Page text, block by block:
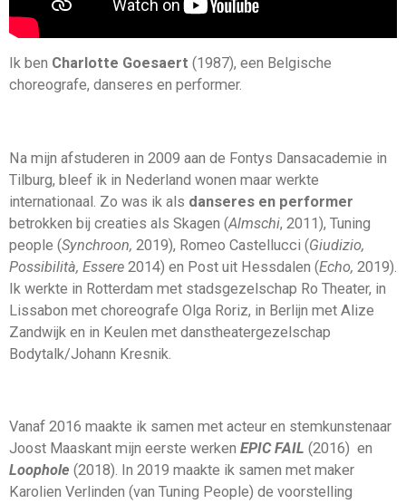
Ik ben Charlotte Goesaert (1987), een Belgische
choreografe, danseres en performer.
Na mijn afstuderen in 2009 aan de Fontys Dansacademie in
Tilburg, bleef ik in Nederland wonen maar werkte
internationaal. Zo was ik als danseres en performer
betrokken bij creaties als Skagen (Almschi, 2011), Tuning
people (Synchroon, 2019), Romeo Castellucci (Giudizio,
Possibilità, Essere 2014) en Post uit Hessdalen (Echo, 2019).
Ik werkte in Rotterdam met stadsgezelschap Ro Theater, in
Lissabon met choreografe Olga Roriz, in Berlijn met Alize
Zandwijk en in Keulen met danstheatergezelschap
Bodytalk/Johann Kresnik.
Vanaf 2016 maakte ik samen met acteur en stemkunstenaar
Joost Maaskant mijn eerste werken EPIC FAIL (2016) en
Loophole (2018). In 2019 maakte ik samen met maker
Karolien Verlinden (van Tuning People) de voorstelling